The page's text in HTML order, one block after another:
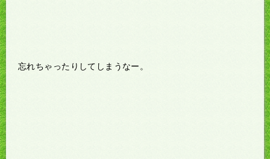
忘れちゃったりしてしまうなー。